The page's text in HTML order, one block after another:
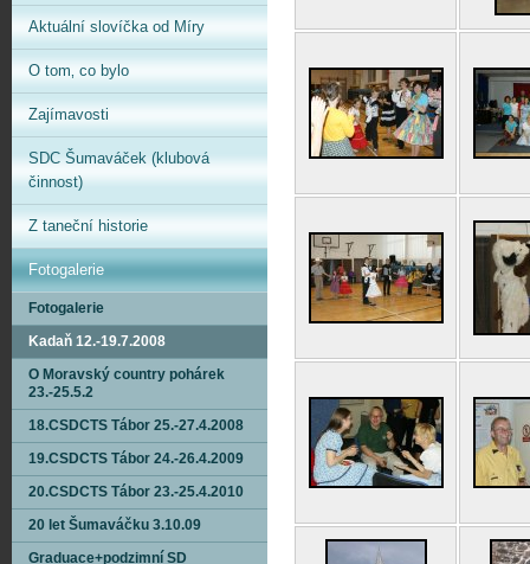
Aktuální slovíčka od Míry
O tom‚ co bylo
Zajímavosti
SDC Šumaváček (klubová
činnost)
Z taneční historie
Fotogalerie
Fotogalerie
Kadaň 12.-19.7.2008
O Moravský country pohárek
23.-25.5.2
18.CSDCTS Tábor 25.-27.4.2008
19.CSDCTS Tábor 24.-26.4.2009
20.CSDCTS Tábor 23.-25.4.2010
20 let Šumaváčku 3.10.09
Graduace+podzimní SD